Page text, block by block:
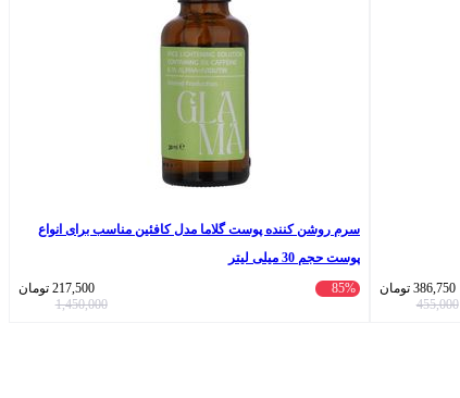
386,750 تومان
455,000
سرم روشن کننده پوست گلاما مدل کافئین مناسب برای انواع
پوست حجم 30 میلی لیتر
85%
217,500 تومان
1,450,000